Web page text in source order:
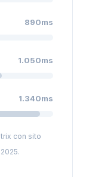
890ms
1.050ms
1.340ms
con sito